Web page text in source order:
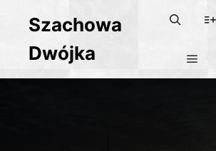
Szachowa
Dwójka